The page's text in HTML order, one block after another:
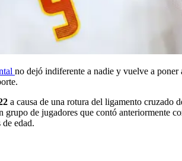
no dejó indiferente a nadie y vuelve a
a causa de una rotura del ligamento cruzado
de jugadores que contó anteriormente
de edad.